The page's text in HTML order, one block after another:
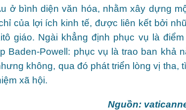
ở bình diện văn hóa, nhằm xây dựng
của lợi ích kinh tế, được liên kết bởi
giáo. Ngài khẳng định phục vụ là
Baden-Powell: phục vụ là trao ban khả
không, qua đó phát triển lòng vị tha,
xã hội.
Nguồn: